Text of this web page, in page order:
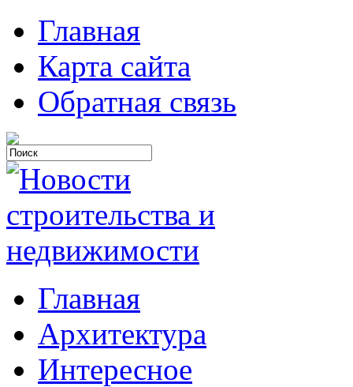
Главная
Карта сайта
Обратная связь
Главная
Архитектура
Интересное